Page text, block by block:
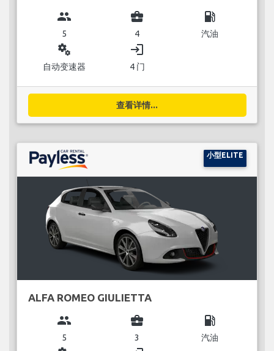
group
5
business_center
4
local_gas_station
汽油
miscellaneous_services
自动变速器
login
4 门
查看详情...
小型ELITE
ALFA ROMEO GIULIETTA
group
5
business_center
3
local_gas_station
汽油